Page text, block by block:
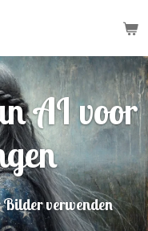
AI voor
verwenden